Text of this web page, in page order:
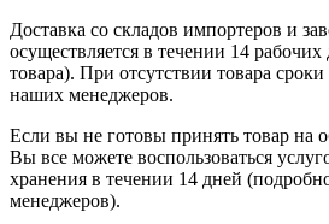
Доставка со складов импортеров и
осуществляется в течении 14
товара). При отсутствии товара
наших менеджеров.
Если вы не готовы принять товар на
Вы все можете воспользоваться
хранения в течении 14 дней
менеджеров).